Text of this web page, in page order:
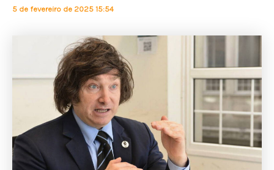
5 de fevereiro de 2025 15:54